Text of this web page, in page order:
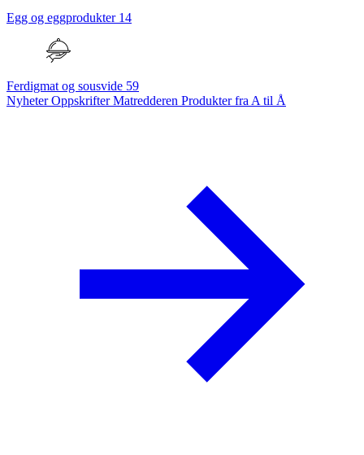
Egg og eggprodukter 14
Ferdigmat og sousvide 59
NyheterOppskrifterMatredderen Produkter fra A til Å